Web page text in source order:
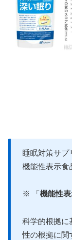
睡眠対策サプ
機能性表示食
※ 「 機能性
科学的根拠に
性の根拠に関